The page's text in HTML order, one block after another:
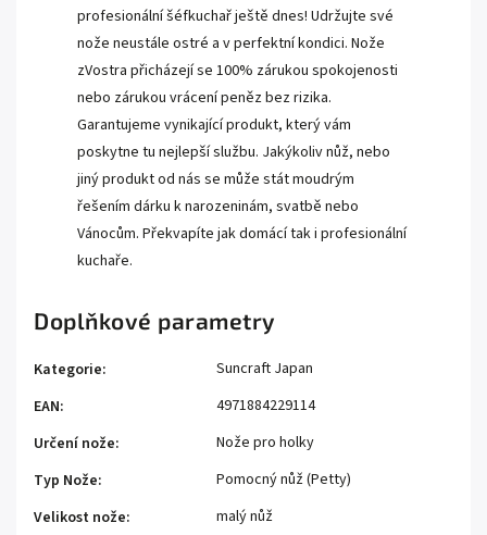
profesionální šéfkuchař ještě dnes! Udržujte své
nože neustále ostré a v perfektní kondici. Nože
zVostra přicházejí se 100% zárukou spokojenosti
nebo zárukou vrácení peněz bez rizika.
Garantujeme vynikající produkt, který vám
poskytne tu nejlepší službu. Jakýkoliv nůž, nebo
jiný produkt od nás se může stát moudrým
řešením dárku k narozeninám, svatbě nebo
Vánocům. Překvapíte jak domácí tak i profesionální
kuchaře.
Doplňkové parametry
Kategorie:
Suncraft Japan
EAN:
4971884229114
Určení nože:
Nože pro holky
Typ Nože:
Pomocný nůž (Petty)
Velikost nože:
malý nůž